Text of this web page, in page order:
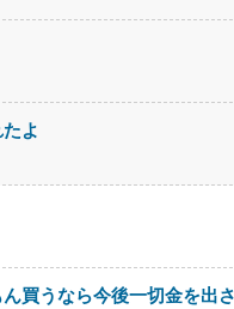
よ
買うなら今後一切金を出